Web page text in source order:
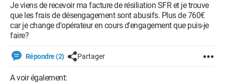
Je viens de recevoir ma facture de résiliation SFR et je trouve
que les frais de désengagement sont abusifs. Plus de 760€
car je change d'opérateur en cours d'engagement que puis-je
faire?
Répondre (2) Partager
A voir également: